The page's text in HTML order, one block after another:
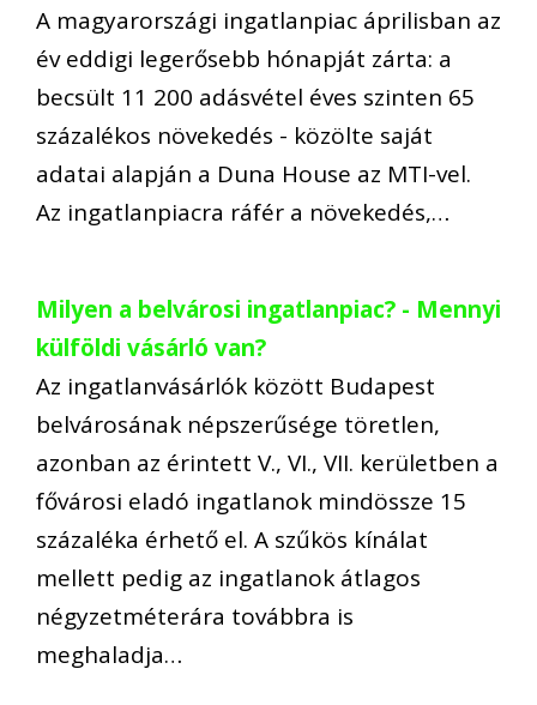
A magyarországi ingatlanpiac áprilisban az
év eddigi legerősebb hónapját zárta: a
becsült 11 200 adásvétel éves szinten 65
százalékos növekedés - közölte saját
adatai alapján a Duna House az MTI-vel.
Az ingatlanpiacra ráfér a növekedés,…
Milyen a belvárosi ingatlanpiac? - Mennyi
külföldi vásárló van?
Az ingatlanvásárlók között Budapest
belvárosának népszerűsége töretlen,
azonban az érintett V., VI., VII. kerületben a
fővárosi eladó ingatlanok mindössze 15
százaléka érhető el. A szűkös kínálat
mellett pedig az ingatlanok átlagos
négyzetméterára továbbra is
meghaladja…